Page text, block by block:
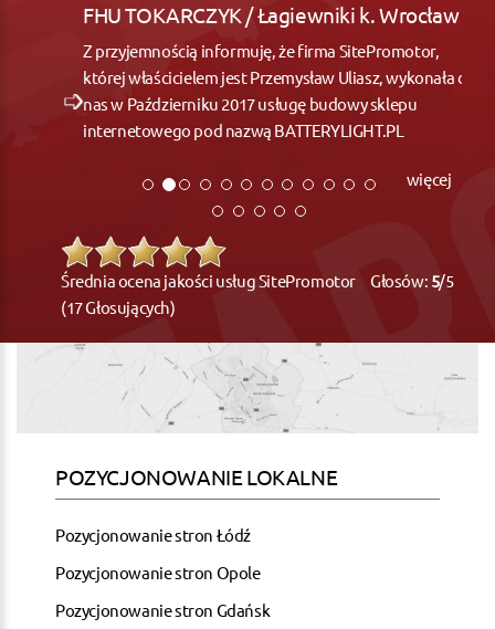
FHU TOKARCZYK / Łagiewniki k. Wrocław
Z przyjemnością informuję, że firma SitePromotor,
której właścicielem jest Przemysław Uliasz, wykonała dla
nas w Październiku 2017 usługę budowy sklepu
internetowego pod nazwą BATTERYLIGHT.PL
więcej
Średnia ocena jakości usług SitePromotor Głosów: 5/5
(17 Głosujących)
POZYCJONOWANIE LOKALNE
Pozycjonowanie stron Łódź
Pozycjonowanie stron Opole
Pozycjonowanie stron Gdańsk